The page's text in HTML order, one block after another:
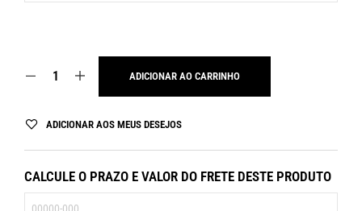
ADICIONAR AO CARRINHO
ADICIONAR AOS MEUS DESEJOS
CALCULE O PRAZO E VALOR DO FRETE DESTE PRODUTO